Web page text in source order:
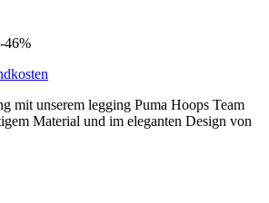
-46%
mit unserem legging Puma Hoops Team
Material und im eleganten Design von